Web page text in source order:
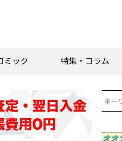
ミック 特集・コラム